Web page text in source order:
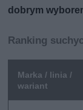
dobrym
Ranking
Marka / linia /
wariant